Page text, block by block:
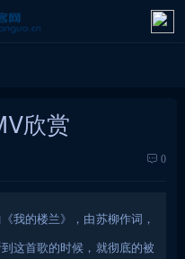
欣赏
0
我的楼兰》，由苏柳作词，
这首歌的时候，就彻底的被